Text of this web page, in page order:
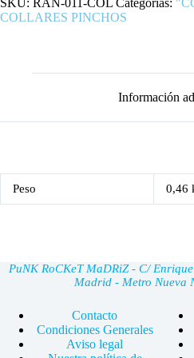
SKU: RAN-011-COL Categorías:
COLLARES PINCHOS
Información
Peso 0,46
PuNK RoCKeT MaDRiZ - C/
Madrid - Metro Nueva
Contacto
Condiciones Generales
Aviso legal